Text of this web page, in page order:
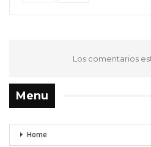
Los comentarios
Menu
Home